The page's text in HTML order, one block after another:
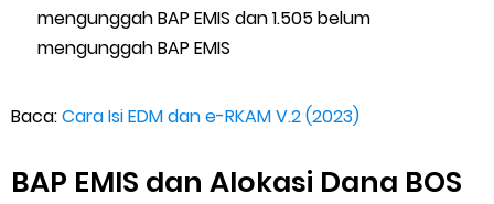
mengunggah BAP EMIS dan 1.505 belum
mengunggah BAP EMIS
Baca:Cara Isi EDM dan e-RKAM V.2 (2023)
BAP EMIS dan Alokasi Dana BOS